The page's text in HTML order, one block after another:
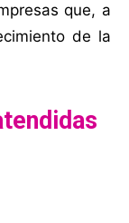
que, a
de la